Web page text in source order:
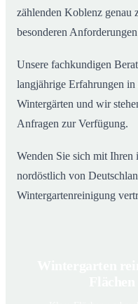
zählenden Koblenz genau
besonderen
Unsere fachkundigen
langjährige Erfahrungen
Wintergärten und wir
Anfragen zur Verfügung.
Wenden Sie sich mit
nordöstlich von
Wintergartenreinigung